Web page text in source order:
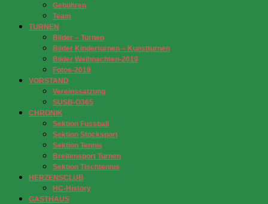
Gebühren
Team
TURNEN
Bilder – Turnen
Bilder Kinderturnen – Kunstturnen
Bilder Weihnachten-2019
Fotos-2019
VORSTAND
Vereinssatzung
SUSB-O365
CHRONIK
Sektion Fussball
Sektion Stocksport
Sektion Tennis
Breitensport Turnen
Sektion Tischtennis
HERZENSCLUB
HC-History
GASTHAUS